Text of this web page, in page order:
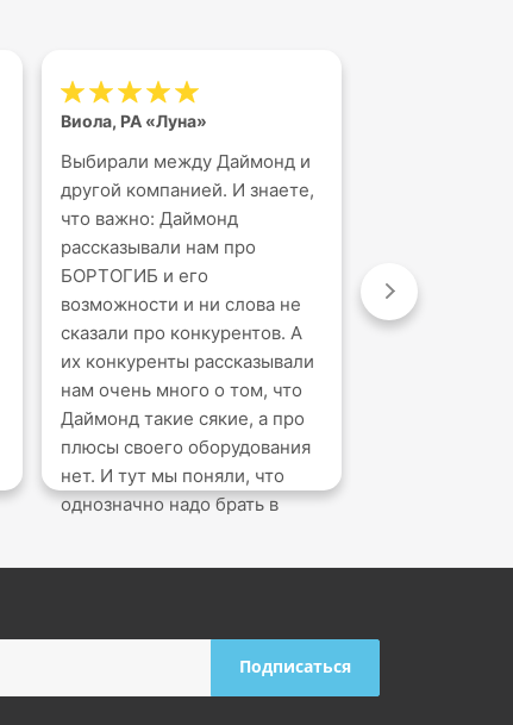
Виола, РА «Луна»
Выбирали между Даймонд и
другой компанией. И знаете,
что важно: Даймонд
рассказывали нам про
БОРТОГИБ и его
возможности и ни слова не
сказали про конкурентов. А
их конкуренты рассказывали
нам очень много о том, что
Даймонд такие сякие, а про
плюсы своего оборудования
нет. И тут мы поняли, что
однозначно надо брать в
главное в бортогибе. Мы
купили в Даймонде и очень
довольны. Поддержка очень
высоким
его